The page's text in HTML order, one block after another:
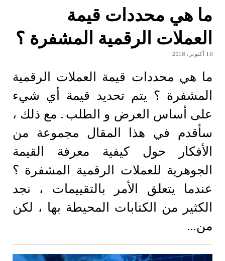
ما هي محددات قيمة
العملات الرقمية المشفرة ؟
10 أكتوبر، 2018
ما هي محددات قيمة العملات الرقمية
المشفرة ؟ يتم تحديد قيمة أي شيء
على أساس العرض و الطلب . مع ذلك ،
سأقدم في هذا المقال مجموعة من
الأفكار حول كيفية معرفة القيمة
الجوهرية للعملات الرقمية المشفرة ؟
عندما يتعلق الأمر بالتقييمات ، نجد
الكثير من الكتابات المحيطة بها ، لكن
من…